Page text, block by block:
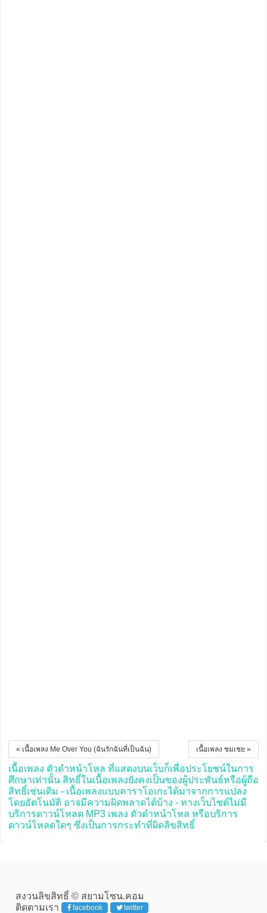
เนื้อเพลง ชมเชย »
« เนื้อเพลง Me Over You (ฉันรักฉันที่เป็นฉัน)
เนื้อเพลง ตัวดำหน้าโหล ที่แสดงบนเว็บก็เพื่อประโยชน์ในการ
ศึกษาเท่านั้น สิทธิ์ในเนื้อเพลงยังคงเป็นของผู้ประพันธ์หรือผู้ถือ
สิทธิ์เช่นเดิม - เนื้อเพลงแบบคาราโอเกะได้มาจากการแปลง
โดยอัตโนมัติ อาจมีความผิดพลาดได้บ้าง - ทางเว็บไซต์ไม่มี
บริการดาวน์โหลด MP3 เพลง ตัวดำหน้าโหล หรือบริการ
ดาวน์โหลดใดๆ ซึ่งเป็นการกระทำที่ผิดลิขสิทธิ์
สงวนลิขสิทธิ์ © สยามโซน.คอม
ติดตามเรา
facebook twitter